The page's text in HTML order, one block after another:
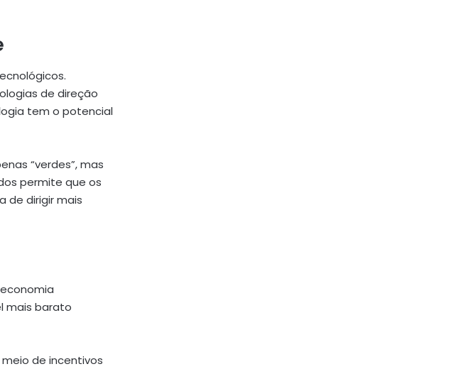
de direção
tem o potencial
“verdes”, mas
permite que os
de dirigir mais
mais barato
de incentivos